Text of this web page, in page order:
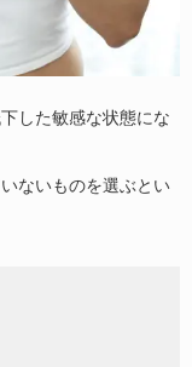
した敏感な状態にな
ないものを選ぶとい